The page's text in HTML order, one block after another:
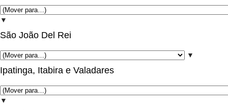
▼
São João Del Rei
▼
Ipatinga, Itabira e Valadares
▼